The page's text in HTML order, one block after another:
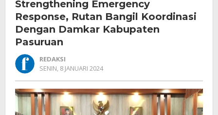
Rutan
Bangil
Koordinasi
Dengan
Pasuruan
Strengthening Emergency
Response, Rutan Bangil Koordinasi
Dengan Damkar Kabupaten
Pasuruan
REDAKSI
SENIN, 8 JANUARI 2024